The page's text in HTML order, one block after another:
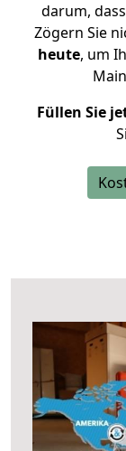
darum,
Zögern Sie
heute, um
Füllen Sie